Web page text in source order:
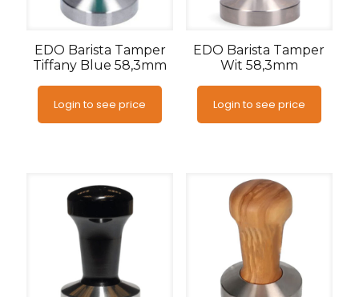
EDO Barista Tamper
Tiffany Blue 58,3mm
Login to see price
EDO Barista Tamper
Wit 58,3mm
Login to see price